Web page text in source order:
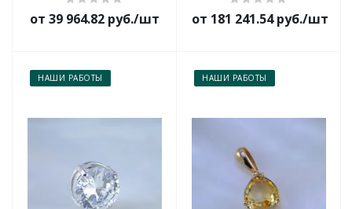
от 39 964.82 руб./шт от 181 241.54 руб./шт
НАШИ РАБОТЫ НАШИ РАБОТЫ